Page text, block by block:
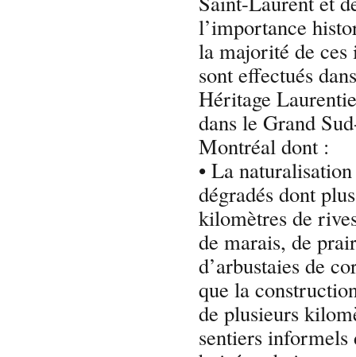
l’importance
la majorité de ces
sont effectués
Héritage
dans le Grand
Montréal dont :
• La
dégradés dont
kilomètres de
de marais, de
d’arbustaies de
que la
de plusieurs
sentiers informels